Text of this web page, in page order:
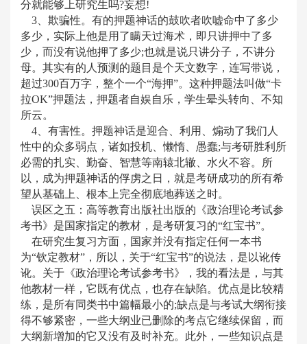
分就能够上研究生吗?妄想!
3、欺骗性。有的押题神话的鼓吹者吹嘘命中了多少
多少，实际上他是用了瞒天过海术，即只讲押中了多
少，而没有说他押了多少;也就是说只讲分子，不讲分
母。其实有的人预测的题目是个天文数字，连写带说，
超过300百万字，整个一个“海押”。这种押题法叫做“卡
拉OK”押题法，押题者自娱自乐，学生晕头转向、不知
所云。
4、有害性。押题神话是迎合、利用、煽动了我们人
性中的众多弱点，诸如投机、懒惰、愚蠢;与考研胜利所
必需的扎实、勤奋、智慧等南辕北辙、水火不容。所
以，成为押题神话的俘虏之日，就是考研成功的所有希
望从基础上、根本上完全彻底地葬送之时。
误区之五：高等教育出版社出版的《政治理论考试参
考书》是国家指定的教材，是考研复习的“红宝书”。
在研究生复习方面，国家并没有指定任何一本书
为“钦定教材”，所以，关于“红宝书”的说法，是以讹传
讹。关于《政治理论考试参考书》，我的看法是，与其
他教材一样，它既有优点，也存在缺陷。优点是比较精
练，是所有同类书中篇幅最小的;缺点是与考试大纲衔接
得不够紧密，一些大纲业已删除的考点它继续保留，而
大纲新增加的它又没有及时补充。此外，一些知识点是